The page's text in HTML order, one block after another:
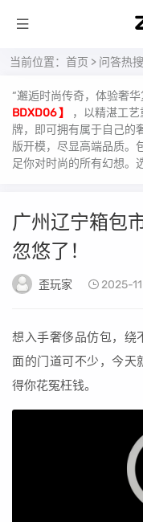
当前位置： 首页 > 问答热搜
“邂逅时尚传奇，体验奢
BDXD06 】
，以精湛工
牌，即可拥有属于自己的
版开模，尽显高端品质。
足你对时尚的所有幻想。
广州辽宁箱包
忽悠了！
歪玩家 2025-
想入手奢侈品仿包，绕
面的门道可不少，今天
得你花冤枉钱。